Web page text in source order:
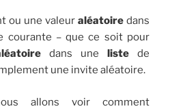
ou une valeur aléatoire dans
courante – que ce soit pour
dans une liste de
une invite aléatoire.
allons voir comment